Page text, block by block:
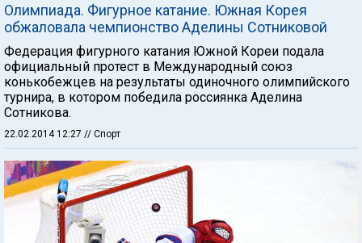
Олимпиада. Фигурное катание. Южная Корея
обжаловала чемпионство Аделины Сотниковой
Федерация фигурного катания Южной Кореи подала
официальный протест в Международный союз
конькобежцев на результаты одиночного олимпийского
турнира, в котором победила россиянка Аделина
Сотникова.
22.02.2014 12:27 // Спорт